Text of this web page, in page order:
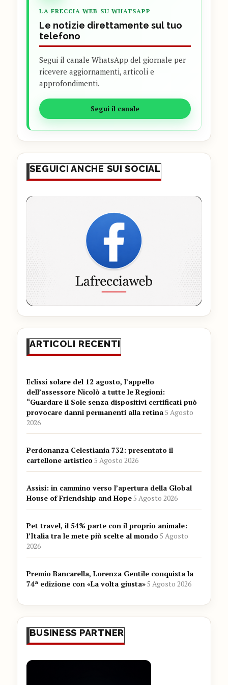
LA FRECCIA WEB SU WHATSAPP
Le notizie direttamente sul tuo
telefono
Segui il canale WhatsApp del giornale per
ricevere aggiornamenti, articoli e
approfondimenti.
Segui il canale
SEGUICI ANCHE SUI SOCIAL
ARTICOLI RECENTI
Eclissi solare del 12 agosto, l’appello
dell’assessore Nicolò a tutte le Regioni:
“Guardare il Sole senza dispositivi certificati può
provocare danni permanenti alla retina5 Agosto
2026
Perdonanza Celestiania 732: presentato il
cartellone artistico5 Agosto 2026
Assisi: in cammino verso l’apertura della Global
House of Friendship and Hope5 Agosto 2026
Pet travel, il 54% parte con il proprio animale:
l’Italia tra le mete più scelte al mondo5 Agosto
2026
Premio Bancarella, Lorenza Gentile conquista la
74ª edizione con «La volta giusta»5 Agosto 2026
BUSINESS PARTNER